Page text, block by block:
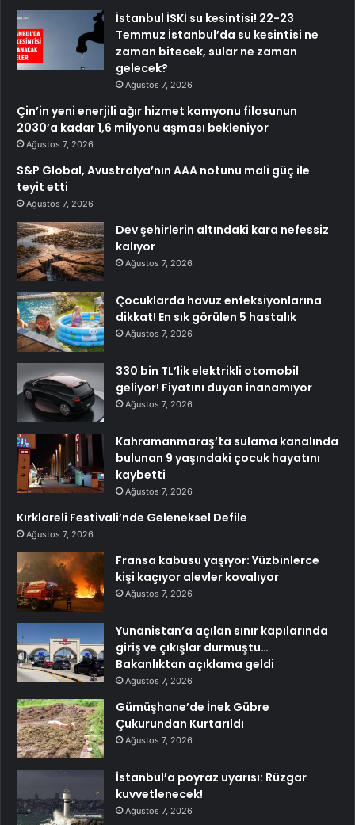
İstanbul İSKİ su kesintisi! 22-23
Temmuz İstanbul’da su kesintisi ne
zaman bitecek, sular ne zaman
gelecek?
Ağustos 7, 2026
Çin’in yeni enerjili ağır hizmet kamyonu filosunun
2030’a kadar 1,6 milyonu aşması bekleniyor
Ağustos 7, 2026
S&P Global, Avustralya’nın AAA notunu mali güç ile
teyit etti
Ağustos 7, 2026
Dev şehirlerin altındaki kara nefessiz
kalıyor
Ağustos 7, 2026
Çocuklarda havuz enfeksiyonlarına
dikkat! En sık görülen 5 hastalık
Ağustos 7, 2026
330 bin TL’lik elektrikli otomobil
geliyor! Fiyatını duyan inanamıyor
Ağustos 7, 2026
Kahramanmaraş’ta sulama kanalında
bulunan 9 yaşındaki çocuk hayatını
kaybetti
Ağustos 7, 2026
Kırklareli Festivali’nde Geleneksel Defile
Ağustos 7, 2026
Fransa kabusu yaşıyor: Yüzbinlerce
kişi kaçıyor alevler kovalıyor
Ağustos 7, 2026
Yunanistan’a açılan sınır kapılarında
giriş ve çıkışlar durmuştu…
Bakanlıktan açıklama geldi
Ağustos 7, 2026
Gümüşhane’de İnek Gübre
Çukurundan Kurtarıldı
Ağustos 7, 2026
İstanbul’a poyraz uyarısı: Rüzgar
kuvvetlenecek!
Ağustos 7, 2026